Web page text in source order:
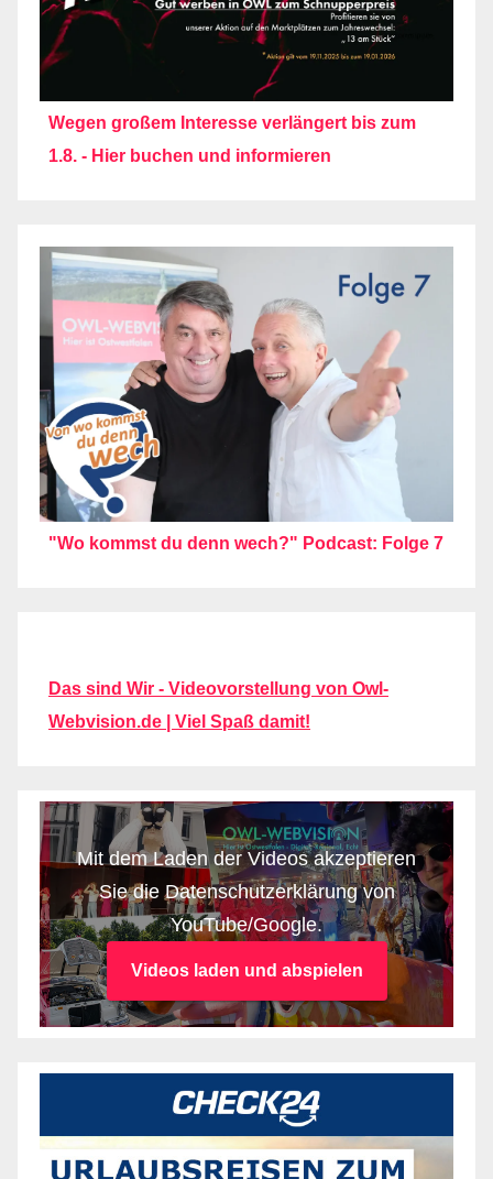
Wegen großem Interesse verlängert bis zum
1.8. - Hier buchen und informieren
"Wo kommst du denn wech?" Podcast: Folge 7
Das sind Wir - Videovorstellung von Owl-
Webvision.de | Viel Spaß damit!
Mit dem Laden der Videos akzeptieren
Sie die Datenschutzerklärung von
YouTube/Google.
Videos laden und abspielen